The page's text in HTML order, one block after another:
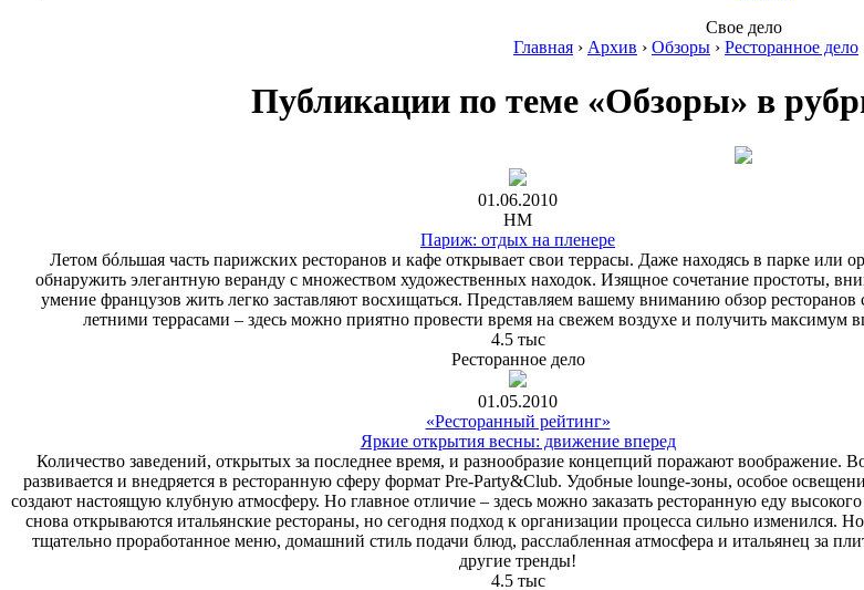
Свое дело
Главная › Архив › Обзоры › Ресторанное дело
Публикации по теме «Обзоры» в
01.06.2010
HM
Париж: отдых на пленере
Летом бóльшая часть парижских ресторанов и кафе открывает свои террасы. Даже находясь в парке или
обнаружить элегантную веранду с множеством художественных находок. Изящное сочетание простоты,
умение французов жить легко заставляют восхищаться. Представляем вашему вниманию обзор
летними террасами – здесь можно приятно провести время на свежем воздухе и получить максимум
4.5 тыс
Ресторанное дело
01.05.2010
«Ресторанный рейтинг»
Яркие открытия весны: движение вперед
Количество заведений, открытых за последнее время, и разнообразие концепций поражают воображение.
развивается и внедряется в ресторанную сферу формат Pre-Party&Club. Удобные lounge-зоны, особое
создают настоящую клубную атмосферу. Но главное отличие – здесь можно заказать ресторанную еду
снова открываются итальянские рестораны, но сегодня подход к организации процесса сильно изменился.
тщательно проработанное меню, домашний стиль подачи блюд, расслабленная атмосфера и итальянец за
другие тренды!
4.5 тыс